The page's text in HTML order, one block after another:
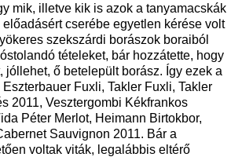
mik, illetve kik is azok a tanyamacskák
cserébe egyetlen kérése volt
szekszárdi borászok boraiból
tételeket, bár hozzátette, hogy
jóllehet, ő betelepült borász. Így ezek a
Fuxli, Takler Fuxli, Takler
2011, Vesztergombi Kékfrankos
Péter Merlot, Heimann Birtokbor,
Sauvignon 2011. Bár a
voltak viták, legalábbis eltérő